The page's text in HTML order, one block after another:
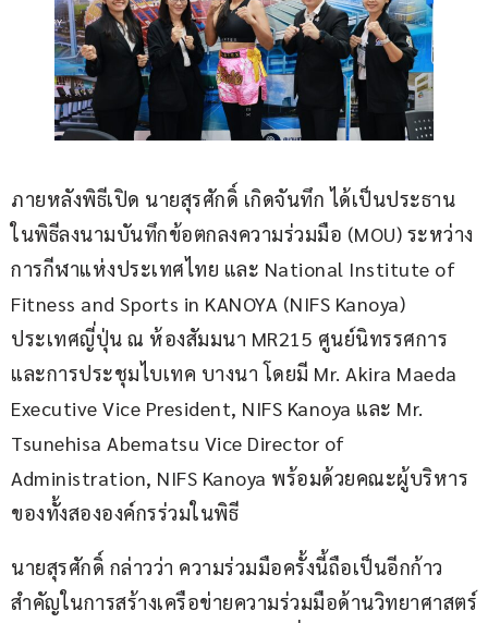
ภายหลังพิธีเปิด นายสุรศักดิ์ เกิดจันทึก ได้เป็นประธาน
ในพิธีลงนามบันทึกข้อตกลงความร่วมมือ (MOU) ระหว่าง
การกีฬาแห่งประเทศไทย และ National Institute of
Fitness and Sports in KANOYA (NIFS Kanoya)
ประเทศญี่ปุ่น ณ ห้องสัมมนา MR215 ศูนย์นิทรรศการ
และการประชุมไบเทค บางนา โดยมี Mr. Akira Maeda
Executive Vice President, NIFS Kanoya และ Mr.
Tsunehisa Abematsu Vice Director of
Administration, NIFS Kanoya พร้อมด้วยคณะผู้บริหาร
ของทั้งสององค์กรร่วมในพิธี
นายสุรศักดิ์ กล่าวว่า ความร่วมมือครั้งนี้ถือเป็นอีกก้าว
สำคัญในการสร้างเครือข่ายความร่วมมือด้านวิทยาศาสตร์